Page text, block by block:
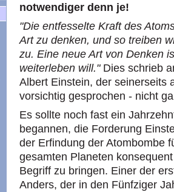
notwendiger denn je!
"Die entfesselte Kraft des
Art zu denken, und so treiben
zu. Eine neue Art von Denken
weiterleben will."Dies schrieb
Albert Einstein, der seinerseits
vorsichtig gesprochen - nicht
Es sollte noch fast ein
begannen, die Forderung
der Erfindung der Atombombe
gesamten Planeten
Begriff zu bringen. Einer der
Anders, der in den Fünfziger